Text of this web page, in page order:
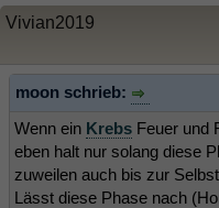
Vivian2019
moon schrieb:
Wenn ein Krebs Feuer und
eben halt nur solang diese
zuweilen auch bis zur
Lässt diese Phase nach